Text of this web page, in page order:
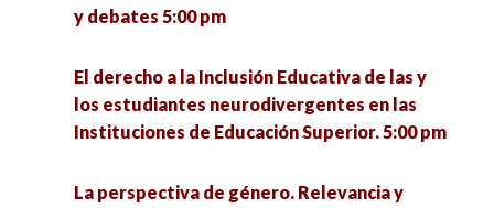
y debates 5:00 pm
El derecho a la Inclusión Educativa de las y
los estudiantes neurodivergentes en las
Instituciones de Educación Superior. 5:00 pm
La perspectiva de género. Relevancia y